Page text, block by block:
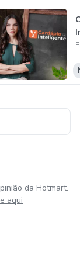
agora!
da Hotmart.
aqui